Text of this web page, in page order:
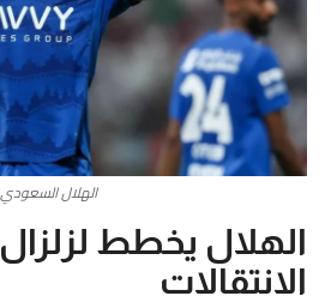
منوعات عامة
جاليري الفن التشكيلي
من نحن
البنود والشروط
الهلال
الهلال يخطط
الانتقالات